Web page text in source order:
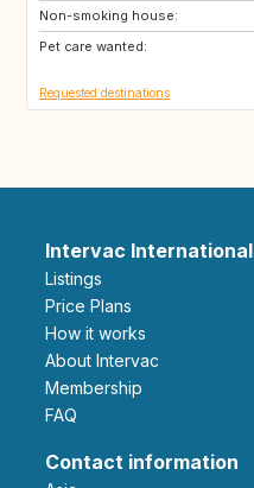
Non-smoking house:
Pet care wanted:
CH
EE
Requested destinations
Intervac International
Listings
Price Plans
How it works
About Intervac
Membership
FAQ
Contact information